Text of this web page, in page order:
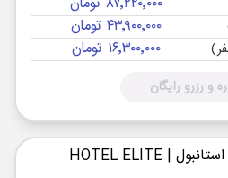
۴۳٬۹۰۰٬۰۰۰ تومان
۱۶٬۳۰۰٬۰۰۰ تومان
و رزرو رایگان
| HOTEL ELITE